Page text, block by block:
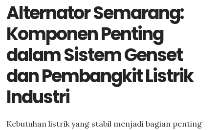
Alternator Semarang:
Komponen Penting
dalam Sistem Genset
dan Pembangkit Listrik
Industri
Kebutuhan listrik yang stabil menjadi bagian penting